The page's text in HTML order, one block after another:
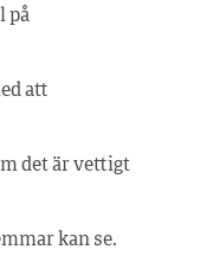
på
att
det är vettigt
kan se.